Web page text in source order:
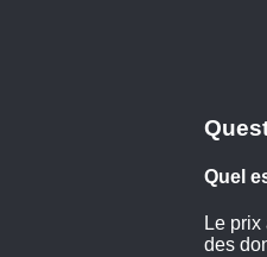
Quel
Le
des